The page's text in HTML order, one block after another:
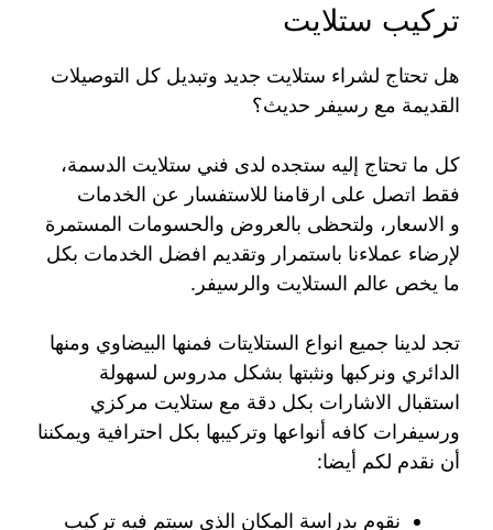
تركيب ستلايت
هل تحتاج لشراء ستلايت جديد وتبديل كل التوصيلات
القديمة مع رسيفر حديث؟
كل ما تحتاج إليه ستجده لدى فني ستلايت الدسمة،
فقط اتصل على ارقامنا للاستفسار عن الخدمات
و الاسعار، ولتحظى بالعروض والحسومات المستمرة
لإرضاء عملاءنا باستمرار وتقديم افضل الخدمات بكل
ما يخص عالم الستلايت والرسيفر.
تجد لدينا جميع انواع الستلايتات فمنها البيضاوي ومنها
الدائري ونركبها ونثبتها بشكل مدروس لسهولة
استقبال الاشارات بكل دقة مع ستلايت مركزي
ورسيفرات كافه أنواعها وتركيبها بكل احترافية ويمكننا
أن نقدم لكم أيضا:
نقوم بدراسة المكان الذي سيتم فيه تركيب